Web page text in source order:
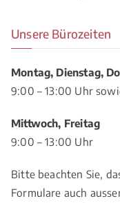
Unsere Bürozeiten
Montag, Dienstag,
9:00 – 13:00 Uhr
Mittwoch, Freitag
9:00 – 13:00 Uhr
Bitte beachten Sie,
Formulare auch